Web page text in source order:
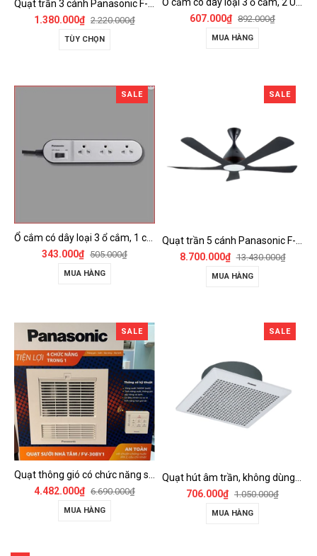
Quạt trần 3 cánh Panasonic F-60FV2
1.380.000₫ 2.220.000₫
TÙY CHỌN
607.000₫ 892.000₫
MUA HÀNG
SALE
343.000₫ 505.000₫
MUA HÀNG
SALE
Quạt trần 5 cánh Panasonic F-60DGN có đèn LED và kết nối Wireless
8.700.000₫ 13.430.000₫
MUA HÀNG
SALE
4.482.000₫ 6.690.000₫
MUA HÀNG
SALE
Quạt hút âm trần, không dùng ống dẫn Panasonic - FV-25TGU6
706.000₫ 1.050.000₫
MUA HÀNG